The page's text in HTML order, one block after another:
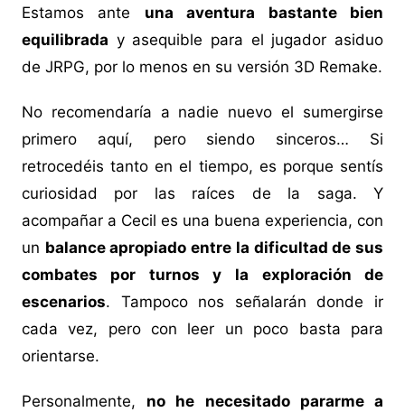
Estamos ante una aventura bastante bien
equilibrada y asequible para el jugador asiduo
de JRPG, por lo menos en su versión 3D Remake.
No recomendaría a nadie nuevo el sumergirse
primero aquí, pero siendo sinceros… Si
retrocedéis tanto en el tiempo, es porque sentís
curiosidad por las raíces de la saga. Y
acompañar a Cecil es una buena experiencia, con
un balance apropiado entre la dificultad de sus
combates por turnos y la exploración de
escenarios. Tampoco nos señalarán donde ir
cada vez, pero con leer un poco basta para
orientarse.
Personalmente, no he necesitado pararme a